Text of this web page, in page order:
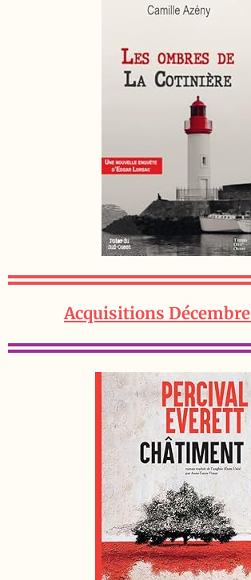
Acquisitions